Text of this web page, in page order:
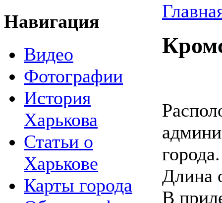
Навигация
Видео
Фотографии
История
Харькова
Статьи о
Харькове
Карты города
города.
Длина
В